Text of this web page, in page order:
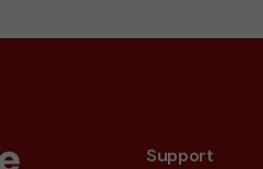
Support